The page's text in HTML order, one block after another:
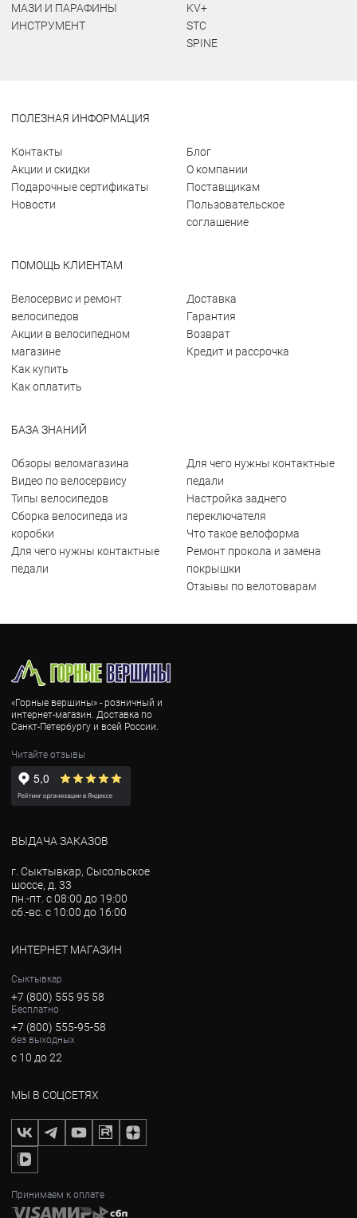
МАЗИ И ПАРАФИНЫ
ИНСТРУМЕНТ
KV+
STC
SPINE
ПОЛЕЗНАЯ ИНФОРМАЦИЯ
Контакты
Акции и скидки
Подарочные сертификаты
Новости
Блог
О компании
Поставщикам
Пользовательское
соглашение
ПОМОЩЬ КЛИЕНТАМ
Велосервис и ремонт
велосипедов
Акции в велосипедном
магазине
Как купить
Как оплатить
Доставка
Гарантия
Возврат
Кредит и рассрочка
БАЗА ЗНАНИЙ
Обзоры веломагазина
Видео по велосервису
Типы велосипедов
Сборка велосипеда из
коробки
Для чего нужны контактные
педали
Для чего нужны контактные
педали
Настройка заднего
переключателя
Что такое велоформа
Ремонт прокола и замена
покрышки
Отзывы по велотоварам
«Горные вершины» - розничный и
интернет-магазин. Доставка по
Санкт-Петербургу и всей России.
Читайте отзывы
ВЫДАЧА ЗАКАЗОВ
г. Сыктывкар, Сысольское
шоссе, д. 33
пн.-пт. с 08:00 до 19:00
сб.-вс. с 10:00 до 16:00
ИНТЕРНЕТ МАГАЗИН
Сыктывкар
+7 (800) 555 95 58
Бесплатно
+7 (800) 555-95-58
без выходных
с 10 до 22
МЫ В СОЦСЕТЯХ
Принимаем к оплате